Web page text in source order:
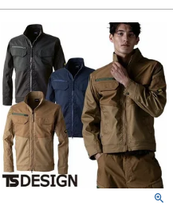
ーには立体シリコンプリント入り引き
手、左袖にはシリコンワッペン付き。
裾はドローコードで調整可能。